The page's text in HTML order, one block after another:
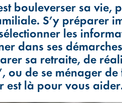
bouleverser sa vie,
S’y préparer
les
dans ses
sa retraite, de
ou de se ménager
est là pour vous